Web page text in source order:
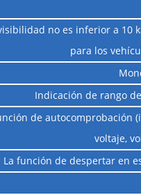
no es inferior a 10
para los
Indicación de rango
de autocomprobación
voltaje,
La función de despertar en